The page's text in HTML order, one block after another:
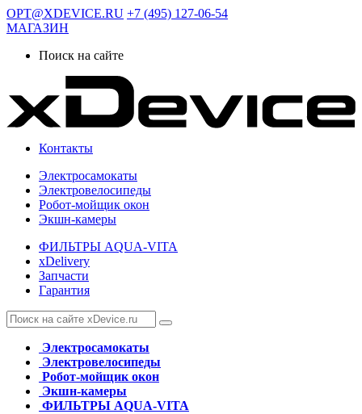
OPT@XDEVICE.RU +7 (495) 127-06-54
МАГАЗИН
Поиск на сайте
Контакты
Электросамокаты
Электровелосипеды
Робот-мойщик окон
Экшн-камеры
ФИЛЬТРЫ AQUA-VITA
xDelivery
Запчасти
Гарантия
Электросамокаты
Электровелосипеды
Робот-мойщик окон
Экшн-камеры
ФИЛЬТРЫ AQUA-VITA